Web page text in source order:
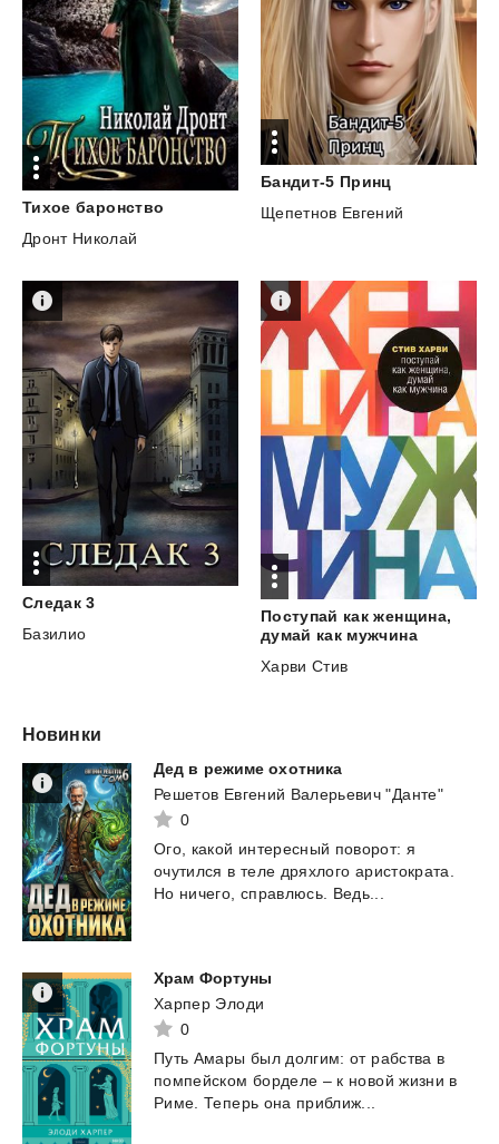
Тихое баронство
Дронт Николай
Бандит-5 Принц
Щепетнов Евгений
Следак 3
Базилио
Поступай как женщина,
думай как мужчина
Харви Стив
Новинки
Дед в режиме охотника
Решетов Евгений Валерьевич "Данте"
0
Ого,
какой интересный поворот: я
очутился в теле дряхлого аристократа.
Но ничего, справлюсь. Ведь...
Храм Фортуны
Харпер Элоди
0
Путь Амары был долгим: от рабства в
помпейском борделе – к новой жизни в
Риме. Теперь она приближ...